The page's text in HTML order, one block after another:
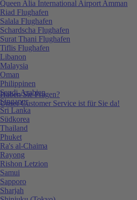
Haben Sie Fragen?
Unser Customer Service ist für Sie da!
Queen Alia International Airport Amman
Riad Flughafen
Salala Flughafen
Schardscha Flughafen
Surat Thani Flughafen
Tiflis Flughafen
Libanon
Malaysia
Oman
Philippinen
Saudi-Arabien
Singapur
Sri Lanka
Südkorea
Thailand
Phuket
Ra's al-Chaima
Rayong
Rishon Letzion
Samui
Sapporo
Sharjah